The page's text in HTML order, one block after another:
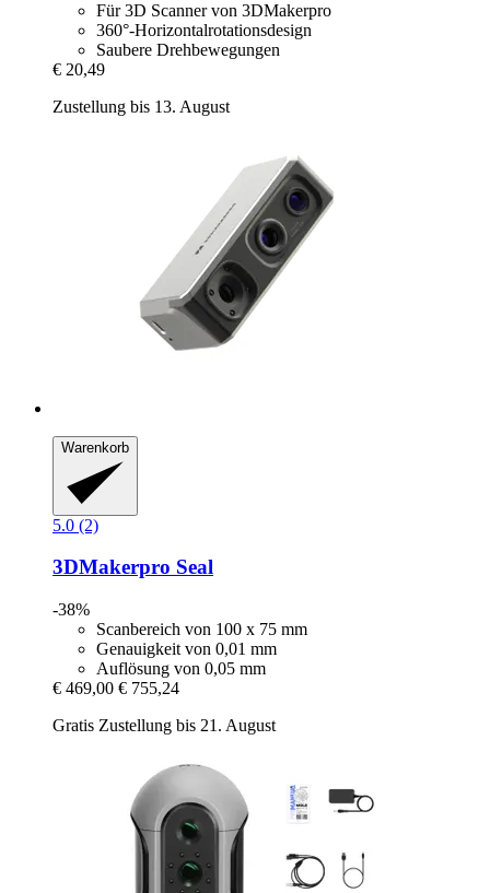
Für 3D Scanner von 3DMakerpro
360°-Horizontalrotationsdesign
Saubere Drehbewegungen
€ 20,49
Zustellung bis 13. August
Warenkorb
5.0 (2)
3DMakerpro Seal
-38%
Scanbereich von 100 x 75 mm
Genauigkeit von 0,01 mm
Auflösung von 0,05 mm
€ 469,00 € 755,24
Gratis Zustellung bis 21. August